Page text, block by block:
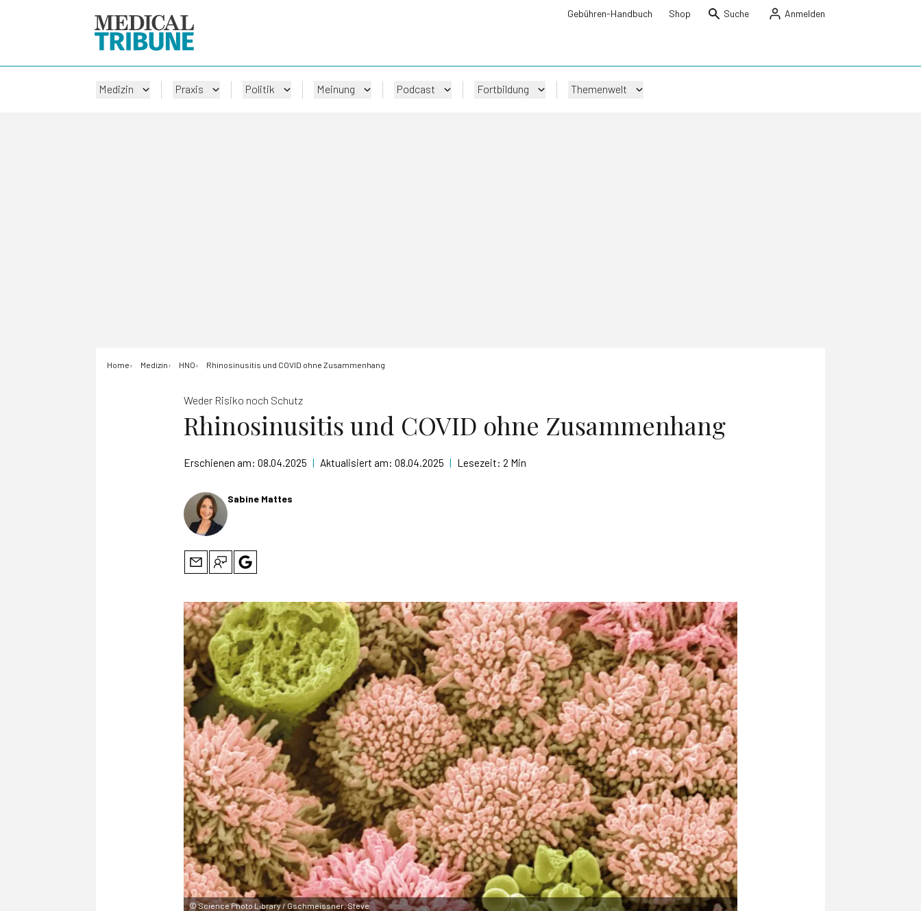
Gebühren-Handbuch Shop Suche Anmelden
Medizin Praxis Politik Meinung Podcast Fortbildung Themenwelt
Home Medizin HNO Rhinosinusitis und COVID ohne Zusammenhang
Weder Risiko noch Schutz
Rhinosinusitis und COVID ohne Zusammenhang
Erschienen am: 08.04.2025 | Aktualisiert am: 08.04.2025 | Lesezeit: 2 Min
Sabine Mattes
©Science Photo Library / Gschmeissner, Steve